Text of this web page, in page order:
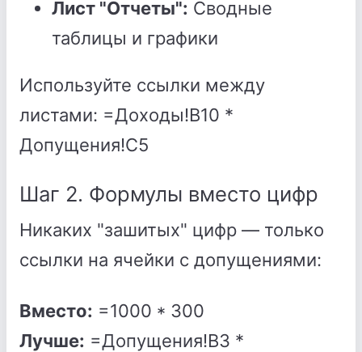
Лист "Отчеты": Сводные
таблицы и графики
Используйте ссылки между
листами: =Доходы!B10 *
Допущения!C5
Шаг 2. Формулы вместо цифр
Никаких "зашитых" цифр — только
ссылки на ячейки с допущениями:
Вместо: =1000 * 300
Лучше: =Допущения!B3 *